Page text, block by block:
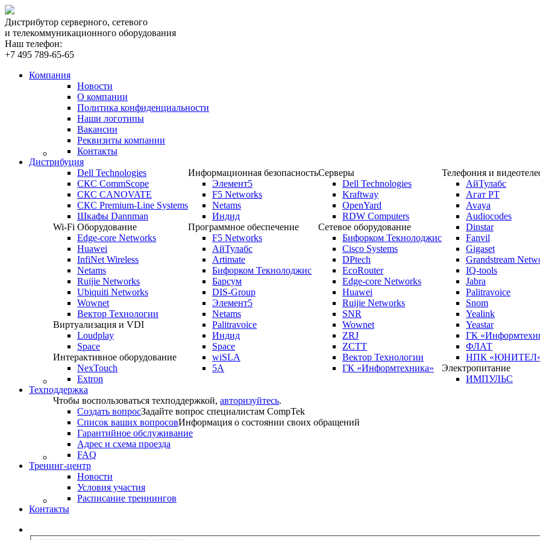
Дистрибутор серверного, сетевого
и телекоммуникационного оборудования
Наш телефон:
+7 495 789-65-65
Компания
Новости
О компании
Политика конфиденциальности
Наши логотипы
Вакансии
Реквизиты компании
Контакты
Дистрибуция
Dell Technologies
СКС CommScope
СКС CANOVATE
СКС Premium-Line Systems
Шкафы Dannman
Wi-Fi Оборудование
Edge-core Networks
Huawei
InfiNet Wireless
Netams
Ruijie Networks
Ubiquiti Networks
Wownet
Вектор Технологии
Виртуализация и VDI
Loudplay
Space
Интерактивное оборудование
NexTouch
Extron
Информационная безопасность
Элемент5
F5 Networks
Netams
Индид
Программное обеспечение
F5 Networks
АйТулабс
Artimate
Бифорком Текнолоджис
Барсум
DIS-Group
Элемент5
Netams
Palitravoice
Индид
Space
wiSLA
5A
Серверы
Dell Technologies
Kraftway
OpenYard
RDW Computers
Сетевое оборудование
Бифорком Текнолоджис
Cisco Systems
DPtech
EcoRouter
Edge-core Networks
Huawei
Ruijie Networks
SNR
Wownet
ZRJ
ZCTT
Вектор Технологии
ГК «Информтехника»
Телефония и
АйТулабс
Агат РТ
Avaya
Audiocodes
Dinstar
Fanvil
Gigaset
Grandstream
IQ-tools
Jabra
Palitravoice
Snom
Yealink
Yeastar
ГК
ФЛАТ
НПК
Электропитание
ИМПУЛЬС
Техподдержка
Чтобы воспользоваться техподдержкой, авторизуйтесь.
Создать вопросЗадайте вопрос специалистам CompTek
Список ваших вопросовИнформация о состоянии своих обращений
Гарантийное обслуживание
Адрес и схема проезда
FAQ
Тренинг-центр
Новости
Условия участия
Расписание треннингов
Контакты